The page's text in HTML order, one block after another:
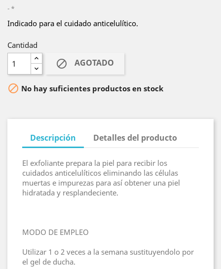
*
Indicado para el cuidado anticelulítico.
Cantidad
 AGOTADO
 No hay suficientes productos en stock
Descripción Detalles del producto
El exfoliante prepara la piel para recibir los
cuidados anticelulíticos eliminando las células
muertas e impurezas para así obtener una piel
hidratada y resplandeciente.
MODO DE EMPLEO
Utilizar 1 o 2 veces a la semana sustituyendolo por
el gel de ducha.